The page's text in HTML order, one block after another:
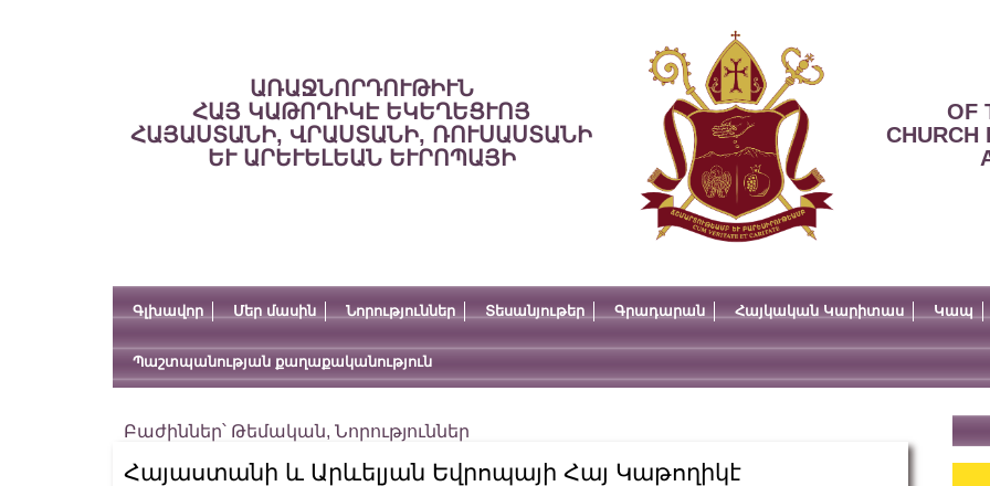
ԱՌԱՋՆՈՐԴՈՒԹԻՒՆ
ՀԱՅ ԿԱԹՈՂԻԿԷ ԵԿԵՂԵՑՒՈՅ
ՀԱՅԱՍՏԱՆԻ, ՎՐԱՍՏԱՆԻ, ՌՈՒՍԱՍՏԱՆԻ
ԵՒ ԱՐԵՒԵԼԵԱՆ ԵՒՐՈՊԱՅԻ
OF
CHURCH
Գլխավոր Մեր մասին Նորություններ Տեսանյութեր Գրադարան Հայկական Կարիտաս Կապ
Պաշտպանության քաղաքականություն
Բաժիններ՝ Թեմական, Նորություններ
Հայաստանի և Արևելյան Եվրոպայի Հայ Կաթողիկէ